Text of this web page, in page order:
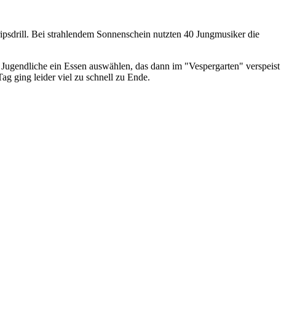
Bei strahlendem Sonnenschein nutzten 40 Jungmusiker die
ein Essen auswählen, das dann im "Vespergarten" verspeist
ging leider viel zu schnell zu Ende.